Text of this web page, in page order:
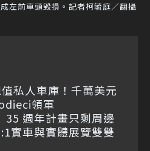
左前車頭毀損。記者柯毓庭／翻攝
私人車庫！千萬美元
領軍
35 週年計畫只剩周邊
實車與實體展覽雙雙